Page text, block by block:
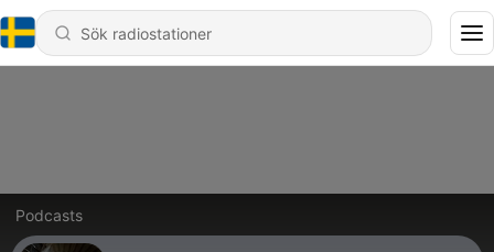
Podcasts